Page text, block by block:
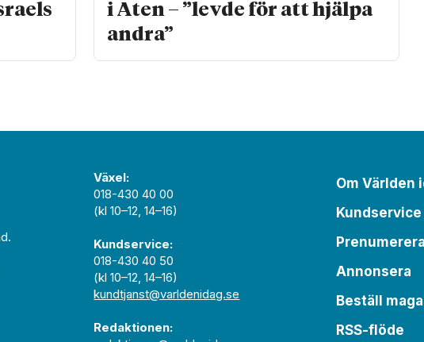
i Aten – ”levde för att hjälpa
andra”
Växel:
018-430 40 00
(kl 10–12, 14–16)
Kundservice:
018-430 40 50
(kl 10–12, 14–16)
kundtjanst@varldenidag.se
Redaktionen:
Om Världen
Kundservice
Annonsera
Beställ
RSS-flöde